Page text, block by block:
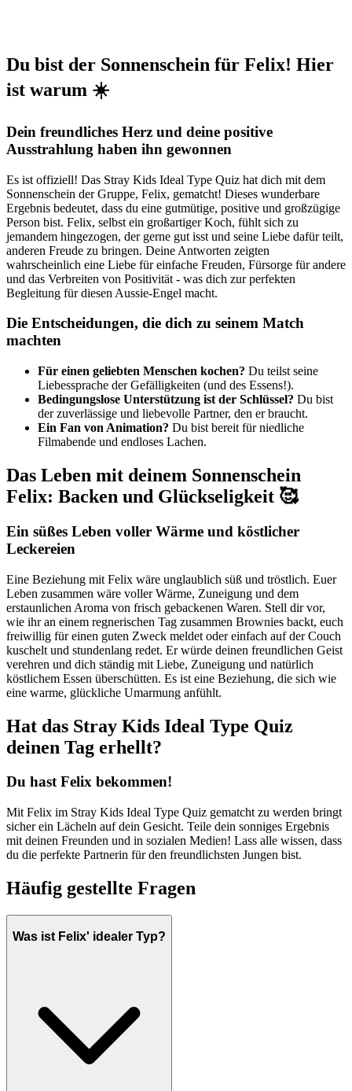
Du bist der Sonnenschein für Felix! Hier
ist warum ☀️
Dein freundliches Herz und deine positive
Ausstrahlung haben ihn gewonnen
Es ist offiziell! Das Stray Kids Ideal Type Quiz hat dich mit dem
Sonnenschein der Gruppe, Felix, gematcht! Dieses wunderbare
Ergebnis bedeutet, dass du eine gutmütige, positive und großzügige
Person bist. Felix, selbst ein großartiger Koch, fühlt sich zu
jemandem hingezogen, der gerne gut isst und seine Liebe dafür teilt,
anderen Freude zu bringen. Deine Antworten zeigten
wahrscheinlich eine Liebe für einfache Freuden, Fürsorge für andere
und das Verbreiten von Positivität - was dich zur perfekten
Begleitung für diesen Aussie-Engel macht.
Die Entscheidungen, die dich zu seinem Match
machten
Für einen geliebten Menschen kochen? Du teilst seine
Liebessprache der Gefälligkeiten (und des Essens!).
Bedingungslose Unterstützung ist der Schlüssel? Du bist
der zuverlässige und liebevolle Partner, den er braucht.
Ein Fan von Animation? Du bist bereit für niedliche
Filmabende und endloses Lachen.
Das Leben mit deinem Sonnenschein
Felix: Backen und Glückseligkeit 🥰
Ein süßes Leben voller Wärme und köstlicher
Leckereien
Eine Beziehung mit Felix wäre unglaublich süß und tröstlich. Euer
Leben zusammen wäre voller Wärme, Zuneigung und dem
erstaunlichen Aroma von frisch gebackenen Waren. Stell dir vor,
wie ihr an einem regnerischen Tag zusammen Brownies backt, euch
freiwillig für einen guten Zweck meldet oder einfach auf der Couch
kuschelt und stundenlang redet. Er würde deinen freundlichen Geist
verehren und dich ständig mit Liebe, Zuneigung und natürlich
köstlichem Essen überschütten. Es ist eine Beziehung, die sich wie
eine warme, glückliche Umarmung anfühlt.
Hat das Stray Kids Ideal Type Quiz
deinen Tag erhellt?
Du hast Felix bekommen!
Mit Felix im Stray Kids Ideal Type Quiz gematcht zu werden bringt
sicher ein Lächeln auf dein Gesicht. Teile dein sonniges Ergebnis
mit deinen Freunden und in sozialen Medien! Lass alle wissen, dass
du die perfekte Partnerin für den freundlichsten Jungen bist.
Häufig gestellte Fragen
Was ist Felix' idealer Typ?